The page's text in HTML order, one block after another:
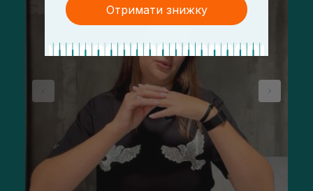
Отримати знижку